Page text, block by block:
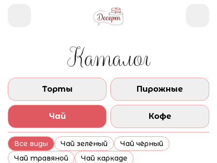
Каталог
Торты Пирожные
Чай Кофе
Все виды Чай зелёный
Чай чёрный
Чай травяной
Чай каркаде